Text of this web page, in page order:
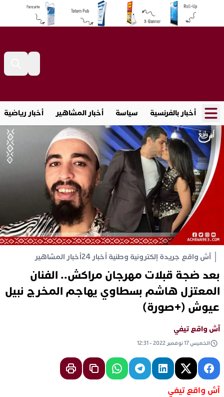
أخبار بالفرنسية سياسة أخبار المشاهير أخبار رياضية
آش واقع جريدة إلكترونية وطنية أخبار 24 أخبار المشاهير
بعد ضجة قبلات مهرجان مراكش.. الفنان
المعتزل هاشم بسطاوي يهاجم المخرج نبيل
عيوش (+صورة)
آش واقع تيفي
الخميس 17 نوفمبر 2022 - 12:31
آش واقع تيفي